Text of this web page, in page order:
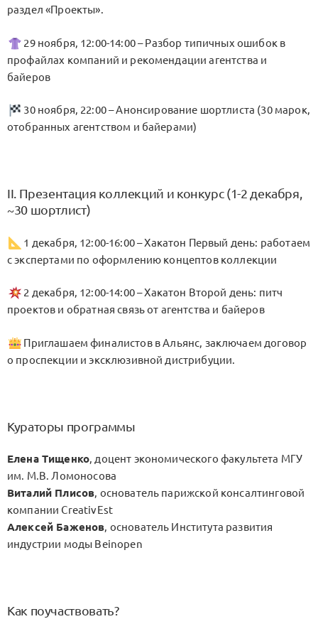
раздел «Проекты».
29 ноября, 12:00-14:00 – Разбор типичных ошибок в
профайлах компаний и рекомендации агентства и
байеров
30 ноября, 22:00 – Анонсирование шортлиста (30 марок,
отобранных агентством и байерами)
II. Презентация коллекций и конкурс (1-2 декабря,
~30 шортлист)
1 декабря, 12:00-16:00 – Хакатон Первый день: работаем
с экспертами по оформлению концептов коллекции
2 декабря, 12:00-14:00 – Хакатон Второй день: питч
проектов и обратная связь от агентства и байеров
Приглашаем финалистов в Альянс, заключаем договор
о проспекции и эксклюзивной дистрибуции.
Кураторы программы
Елена Тищенко, доцент экономического факультета МГУ
им. М.В. Ломоносова
Виталий Плисов, основатель парижской консалтинговой
компании CreativEst
Алексей Баженов, основатель Института развития
индустрии моды Beinopen
Как поучаствовать?